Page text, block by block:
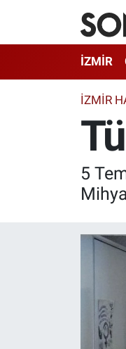
İZMİR
İZMIR
5
İzmir Nöbetçi
İzmir Hava
İzmir Namaz
Süper Lig
Tüm Manşetler
Haber Arşivi